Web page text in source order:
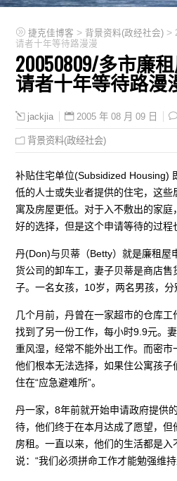
捷克佳博客 > 背景资料(政经社会) >
请者十年等待路漫漫
20050809/多市廉
请者十年等待路漫
jackjia 2005 年 08 月 09 日
背景资料(政经社会)
补贴住宅单位(Subsidized Housing)
低的人士或失业者提供的住宅，这
寓及房屋更低。对于入不敷出的家
好的选择，但是这个申请等待的过程
丹(Don)与贝蒂（Betty）就是廉租屋
货公司的卸车工，妻子贝蒂是商店
子。一名女孩，10岁，两名男孩，分
几个月前，丹曾在一家超市的仓库工
找到了另一份工作，每小时9.9元。
重风湿，经常不能外出工作。而密市
他们根本无法选择，如果住公寓孩
住在“应急避难所”。
丹一家，8年前就开始申请政府提供
待，他们终于在本月达成了愿望，
房租。一直以来，他们的生活都是
说：“我们必须拼命工作才能勉强维